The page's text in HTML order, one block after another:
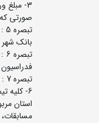
صورتی
بانک شهر
تبصره 7 : پرداخت هزینه حق الزحمه عوامل اجرایی و داوران در هر مرحله از مسابقات لیگ برتر 1404 به عهده فدراسیون کشتی می باشد.
6- کلیه
استان